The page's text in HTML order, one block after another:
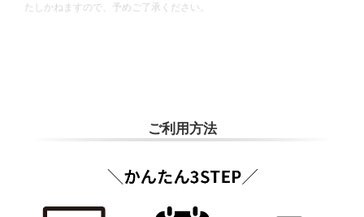
たしかねますので、予めご了承ください。
ご利用方法